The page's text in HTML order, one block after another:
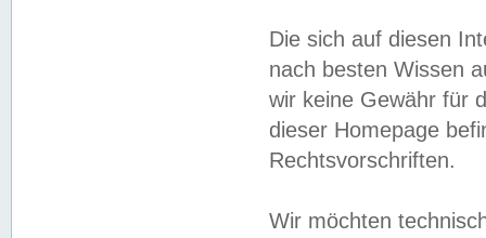
Die sich auf diesen
nach besten Wissen
wir keine Gewähr für
dieser Homepage
Rechtsvorschriften.
Wir möchten